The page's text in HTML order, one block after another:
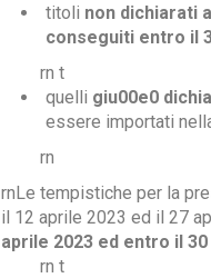
titoli non dichiarati
conseguiti entro il
rn t
quelli giu00e0
essere importati
rn
rnLe tempistiche per la
il 12 aprile 2023 ed il 27
aprile 2023 ed entro il
rn t